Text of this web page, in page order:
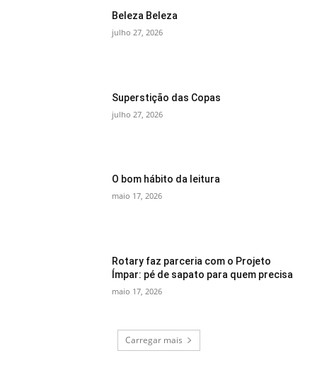
Beleza Beleza
julho 27, 2026
Superstição das Copas
julho 27, 2026
O bom hábito da leitura
maio 17, 2026
Rotary faz parceria com o Projeto
Ímpar: pé de sapato para quem precisa
maio 17, 2026
Carregar mais